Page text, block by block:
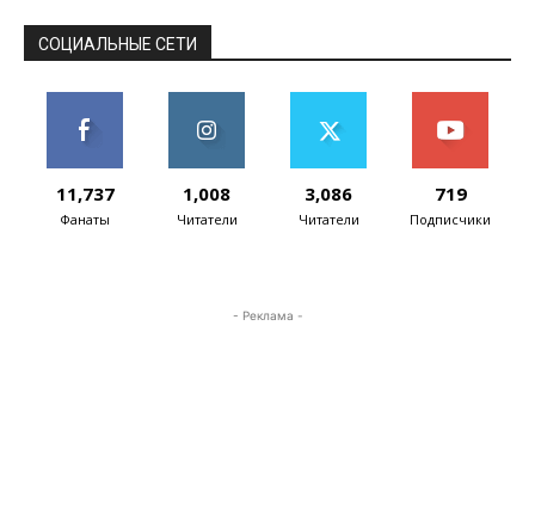
СОЦИАЛЬНЫЕ СЕТИ
11,737
Фанаты
1,008
Читатели
3,086
Читатели
719
Подписчики
- Реклама -